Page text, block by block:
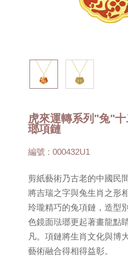
虎來運轉系列"兔"
瑯項鏈
編號 : 000432U1
剪紙藝術乃古老的中國民
將吉瑞之字與兔生肖之形
玲瓏精巧的兔項鏈，造型
色鏡面琺瑯更起著畫龍點
凡。項鏈將生肖文化與博
藝術融合得相得益彰。